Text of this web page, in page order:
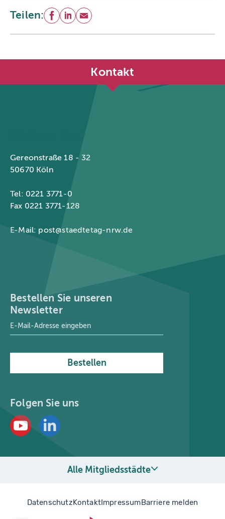
Teilen: Facebook
LinkedIn
E-Mail
Kontakt
Gereonstraße 18 - 32
50670 Köln
Tel: 0221 3771-0
Fax 0221 3771-128
E-Mail: post@staedtetag-nrw.de
Bestellen Sie unseren
Newsletter
E-Mail-Adresse
Bestellen
Folgen Sie uns
Alle Mitgliedsstädte
DatenschutzKontaktImpressumBarriere melden